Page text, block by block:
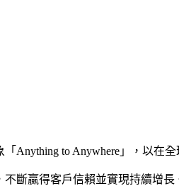
to Anywhere」，以在
斷贏得客戶信賴並實現持續增長